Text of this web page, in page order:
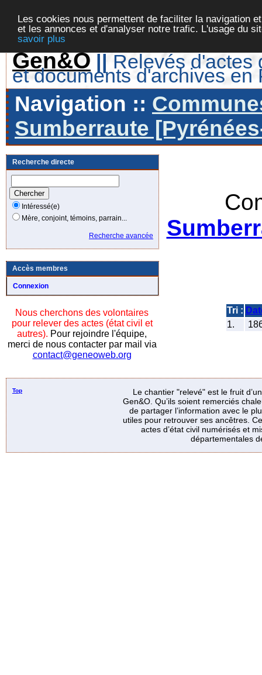
Les cookies nous permettent de faciliter la navigation
et les annonces et d'analyser notre trafic. L'usage du
savoir plus
Gen&O || Relevés d'actes
et documents d'archives en
Navigation ::
Sumberraute
Recherche directe
Intéressé(e)
Mère, conjoint, témoins, parrain...
Recherche avancée
Accès membres
Connexion
Nous cherchons des volontaires
pour relever des actes (état civil et
autres). Pour rejoindre l'équipe,
merci de nous contacter par mail via
contact@geneoweb.org
Tri :
1.
Top
Le chantier "relevé" est le fruit
Gen&O. Qu’ils soient remerciés
de partager l’information avec le
utiles pour retrouver ses ancêtres.
actes d’état civil numérisés et
départementales